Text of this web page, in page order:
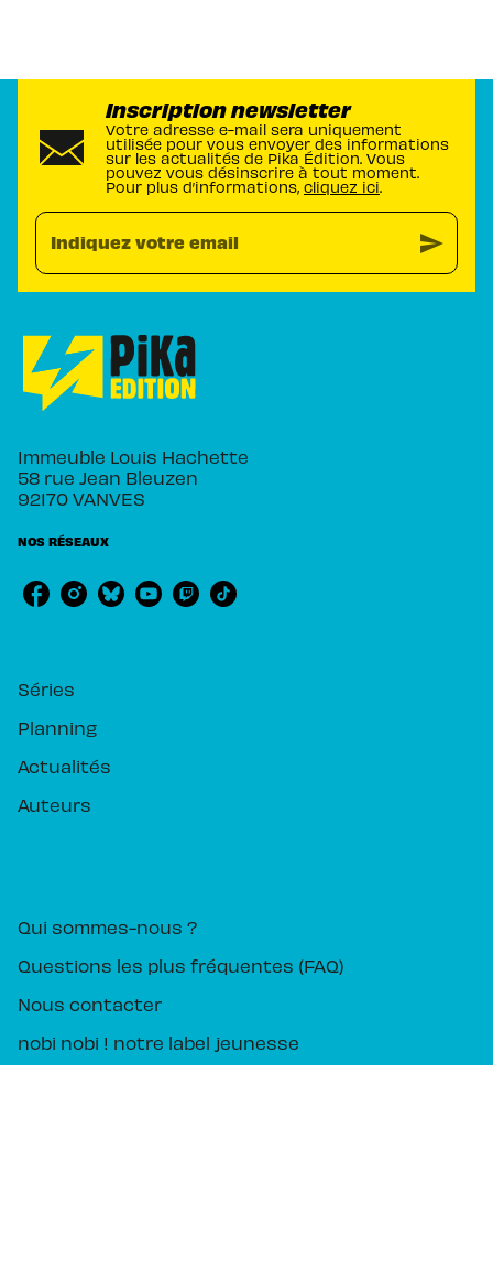
Inscription newsletter
Votre adresse e-mail sera uniquement
utilisée pour vous envoyer des informations
sur les actualités de Pika Édition. Vous
pouvez vous désinscrire à tout moment.
Pour plus d’informations, cliquez ici.
Indiquez votre email send
Immeuble Louis Hachette
58 rue Jean Bleuzen
92170 VANVES
NOS RÉSEAUX
Séries
Planning
Actualités
Auteurs
Qui sommes-nous ?
Questions les plus fréquentes (FAQ)
Nous contacter
nobi nobi ! notre label jeunesse